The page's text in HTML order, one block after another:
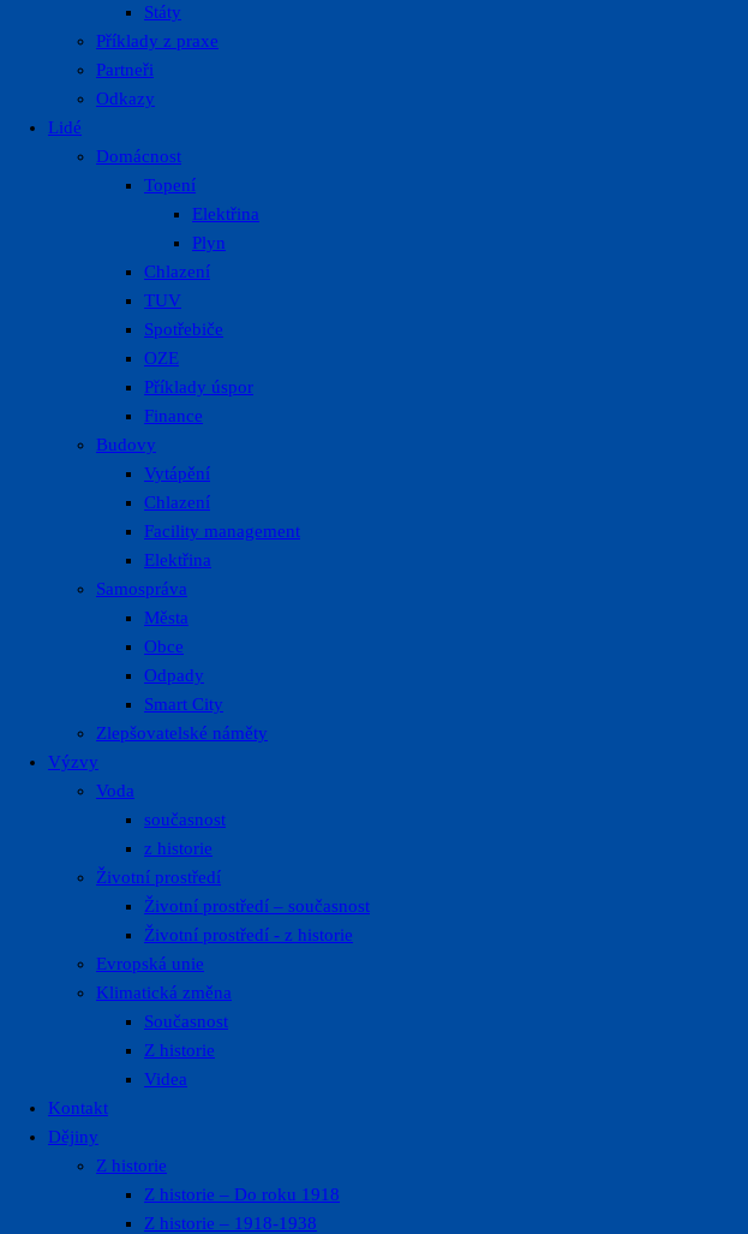
Státy
Příklady z praxe
Partneři
Odkazy
Lidé
Domácnost
Topení
Elektřina
Plyn
Chlazení
TUV
Spotřebiče
OZE
Příklady úspor
Finance
Budovy
Vytápění
Chlazení
Facility management
Elektřina
Samospráva
Města
Obce
Odpady
Smart City
Zlepšovatelské náměty
Výzvy
Voda
současnost
z historie
Životní prostředí
Životní prostředí – současnost
Životní prostředí ​- z historie
Evropská unie
Klimatická změna
Současnost
Z historie
Videa
Kontakt
Dějiny
Z historie
Z historie – Do roku 1918
Z historie – 1918-1938